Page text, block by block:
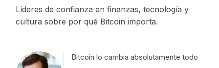
Líderes de confianza en finanzas, tecnología y
cultura sobre por qué Bitcoin importa.
Bitcoin lo cambia absolutamente todo